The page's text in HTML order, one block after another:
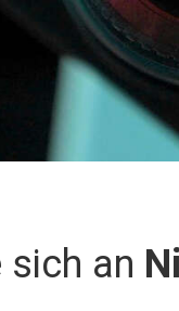
sich an